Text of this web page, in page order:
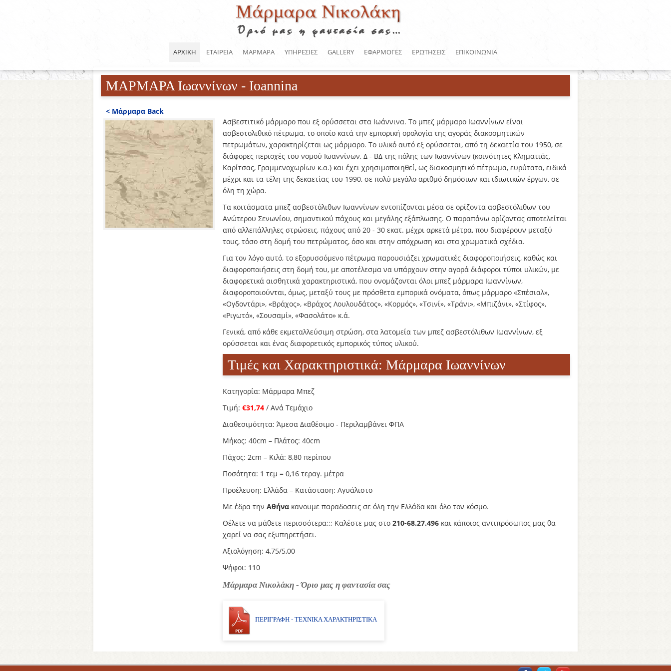
ΜΑΡΜΑΡΑ Ιωαννίνων - Ioannina
< Μάρμαρα Back
Ασβεστιτικό μάρμαρο που εξ ορύσσεται στα Ιωάννινα. Το μπεζ μάρμαρο Ιωαννίνων είναι
ασβεστολιθικό πέτρωμα, το οποίο κατά την εμπορική ορολογία της αγοράς διακοσμητικών
πετρωμάτων, χαρακτηρίζεται ως μάρμαρο. Το υλικό αυτό εξ ορύσσεται, από τη δεκαετία του 1950, σε
διάφορες περιοχές του νομού Ιωαννίνων, Δ - ΒΔ της πόλης των Ιωαννίνων (κοινότητες Κληματιάς,
Καρίτσας, Γραμμενοχωρίων κ.α.) και έχει χρησιμοποιηθεί, ως διακοσμητικό πέτρωμα, ευρύτατα, ειδικά
μέχρι και τα τέλη της δεκαετίας του 1990, σε πολύ μεγάλο αριθμό δημόσιων και ιδιωτικών έργων, σε
όλη τη χώρα.
Τα κοιτάσματα μπεζ ασβεστόλιθων Ιωαννίνων εντοπίζονται μέσα σε ορίζοντα ασβεστόλιθων του
Ανώτερου Σενωνίου, σημαντικού πάχους και μεγάλης εξάπλωσης. Ο παραπάνω ορίζοντας αποτελείται
από αλλεπάλληλες στρώσεις, πάχους από 20 - 30 εκατ. μέχρι αρκετά μέτρα, που διαφέρουν μεταξύ
τους, τόσο στη δομή του πετρώματος, όσο και στην απόχρωση και στα χρωματικά σχέδια.
Για τον λόγο αυτό, το εξορυσσόμενο πέτρωμα παρουσιάζει χρωματικές διαφοροποιήσεις, καθώς και
διαφοροποιήσεις στη δομή του, με αποτέλεσμα να υπάρχουν στην αγορά διάφοροι τύποι υλικών, με
διαφορετικά αισθητικά χαρακτηριστικά, που ονομάζονται όλοι μπεζ μάρμαρα Ιωαννίνων,
διαφοροποιούνται, όμως, μεταξύ τους με πρόσθετα εμπορικά ονόματα, όπως μάρμαρο «Σπέσιαλ»,
«Ογδοντάρι», «Βράχος», «Βράχος Λουλουδάτος», «Κορμός», «Τσινί», «Τράνι», «Μπιζάνι», «Στίφος»,
«Ριγωτό», «Σουσαμί», «Φασολάτο» κ.ά.
Γενικά, από κάθε εκμεταλλεύσιμη στρώση, στα λατομεία των μπεζ ασβεστόλιθων Ιωαννίνων, εξ
ορύσσεται και ένας διαφορετικός εμπορικός τύπος υλικού.
Τιμές και Χαρακτηριστικά: Mάρμαρα Ιωαννίνων
Κατηγορία: Μάρμαρα Μπεζ
Τιμή:€31,74 / Ανά Τεμάχιο
Διαθεσιμότητα: Άμεσα Διαθέσιμο - Περιλαμβάνει ΦΠΑ
Μήκος: 40cm – Πλάτος: 40cm
Πάχος: 2cm – Κιλά: 8,80 περίπου
Ποσότητα: 1 τεμ = 0,16 τεραγ. μέτρα
Προέλευση: Ελλάδα – Κατάσταση: Αγυάλιστο
Με έδρα τηνΑθήνα κανουμε παραδοσεις σε όλη την Ελλάδα και όλο τον κόσμο.
Θέλετε να μάθετε περισσότερα;;; Καλέστε μας στο210-68.27.496 και κάποιος αντιπρόσωπος μας θα
χαρεί να σας εξυπηρετήσει.
Αξιολόγηση: 4,75/5,00
Ψήφοι: 110
Μάρμαρα Νικολάκη - Όριο μας η φαντασία σας
ΠΕΡΙΓΡΑΦΗ - ΤΕΧΝΙΚΑ ΧΑΡΑΚΤΗΡΙΣΤΙΚΑ
ΑΡΧΙΚΗ ΕΤΑΙΡΕΙΑ ΜΑΡΜΑΡΑ ΥΠΗΡΕΣΙΕΣ GALLERY ΕΦΑΡΜΟΓΕΣ ΕΡΩΤΗΣΕΙΣ ΕΠΙΚΟΙΝΩΝΙΑ